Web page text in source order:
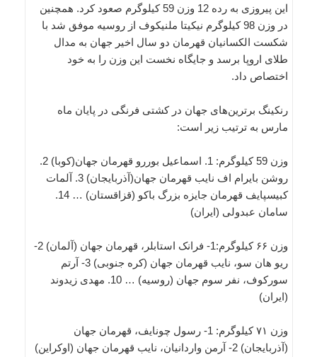
این پیروزی به رده 12 وزن 59 کیلوگرم صعود کرد. همچنین
در وزن 98 کیلوگرم نیکیتا ملنیکوف از روسیه موفق شد با
شکست الکسانیان قهرمان دو سال اخیر جهان به مدال
طلای اروپا برسد و جایگاه نخست این وزن را به خود
اختصاص داد.
رنکینگ برترین‌های جهان در کشتی فرنگی در پایان ماه
مارس به ترتیب زیر است:
وزن 59 کیلوگرم: 1. اسماعیل بوررو قهرمان جهان(کوبا) 2.
روشن بایرام اف نایب قهرمان جهان(آذربایجان) 3. آلمات
کبیسپایف قهرمان جایزه بزرگ باکو (قزاقستان) … 14.
سامان عبدولی (ایران)
وزن ۶۶ کیلوگرم:1- فرانک استابلر، قهرمان جهان (آلمان) 2-
ریو هان سو، نایب قهرمان جهان (کره جنوبی) 3- آرتم
سورکوف، نفر سوم جهان (روسیه) … 10. مهدی زیدوند
(ایران)
وزن ۷۱ کیلوگرم: 1- رسول چونایف، قهرمان جهان
(آذربایجان) 2- آرمن واردانیان، نایب قهرمان جهان (اوکراین)